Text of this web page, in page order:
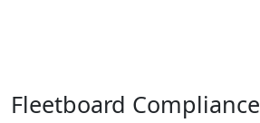
Fleetboard Compliance